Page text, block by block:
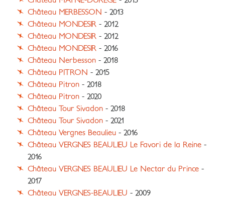
Château MERBESSON - 2013
Château MONDESIR - 2012
Château MONDESIR - 2012
Château MONDESIR - 2016
Château Nerbesson - 2018
Château PITRON - 2015
Château Pitron - 2018
Château Pitron - 2020
Château Tour Sivadon - 2018
Château Tour Sivadon - 2021
Château Vergnes Beaulieu - 2016
Château VERGNES BEAULIEU Le Favori de la Reine -
2016
Château VERGNES BEAULIEU Le Nectar du Prince -
2017
Château VERGNES-BEAULIEU - 2009